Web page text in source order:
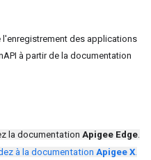
l'enregistrement des applications
à partir de la documentation
la documentation Apigee Edge.
à la documentation Apigee X.